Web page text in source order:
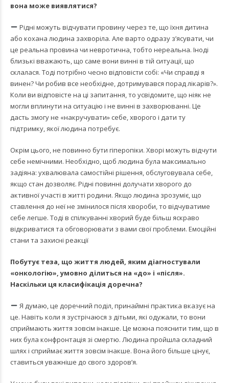
вона може виявлятися?
Рідні можуть відчувати провину через те, що їхня дитина
або кохана людина захворіла. Але варто одразу з’ясувати, чи
це реальна провина чи невротична, тобто нереальна. Іноді
близькі вважають, що саме вони винні в тій ситуації, що
склалася. Тоді потрібно чесно відповісти собі: «Чи справді я
винен? Чи робив все необхідне, дотримувався порад лікарів?».
Коли ви відповісте на ці запитання, то усвідомите, що ніяк не
могли вплинути на ситуацію і не винні в захворюванні. Це
дасть змогу не «накручувати» себе, хворого і дати ту
підтримку, якої людина потребує.
Окрім цього, не повинно бути гіперопіки. Хворі можуть відчути
себе немічними. Необхідно, щоб людина була максимально
задіяна: ухвалювала самостійні рішення, обслуговувала себе,
якщо стан дозволяє. Рідні повинні долучати хворого до
активної участі в житті родини. Якщо людина зрозуміє, що
ставлення до неї не змінилося після хвороби, то відчуватиме
себе легше. Тоді в спілкуванні хворий буде більш яскраво
відкриватися та обговорювати з вами свої проблеми. Емоційні
стани та захисні реакції
Побутує теза, що життя людей, яким діагностували
«онкологію», умовно ділиться на «до» і «після».
Наскільки ця класифікація доречна?
Я думаю, це доречний поділ, принаймні практика вказує на
це. Навіть коли я зустрічаюся з дітьми, які одужали, то вони
сприймають життя зовсім інакше. Це можна пояснити тим, що в
них була конфронтація зі смертю. Людина пройшла складний
шлях і сприймає життя зовсім інакше. Вона його більше цінує,
ставиться уважніше до свого здоров’я.